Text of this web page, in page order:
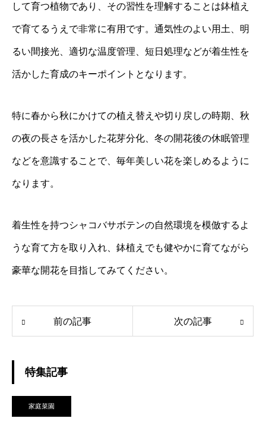
して育つ植物であり、その習性を理解することは鉢植え
で育てるうえで非常に有用です。通気性のよい用土、明
るい間接光、適切な温度管理、短日処理などが着生性を
活かした育成のキーポイントとなります。
特に春から秋にかけての植え替えや切り戻しの時期、秋
の夜の長さを活かした花芽分化、冬の開花後の休眠管理
などを意識することで、毎年美しい花を楽しめるように
なります。
着生性を持つシャコバサボテンの自然環境を模倣するよ
うな育て方を取り入れ、鉢植えでも健やかに育てながら
豪華な開花を目指してみてください。
前の記事 次の記事
特集記事
家庭菜園